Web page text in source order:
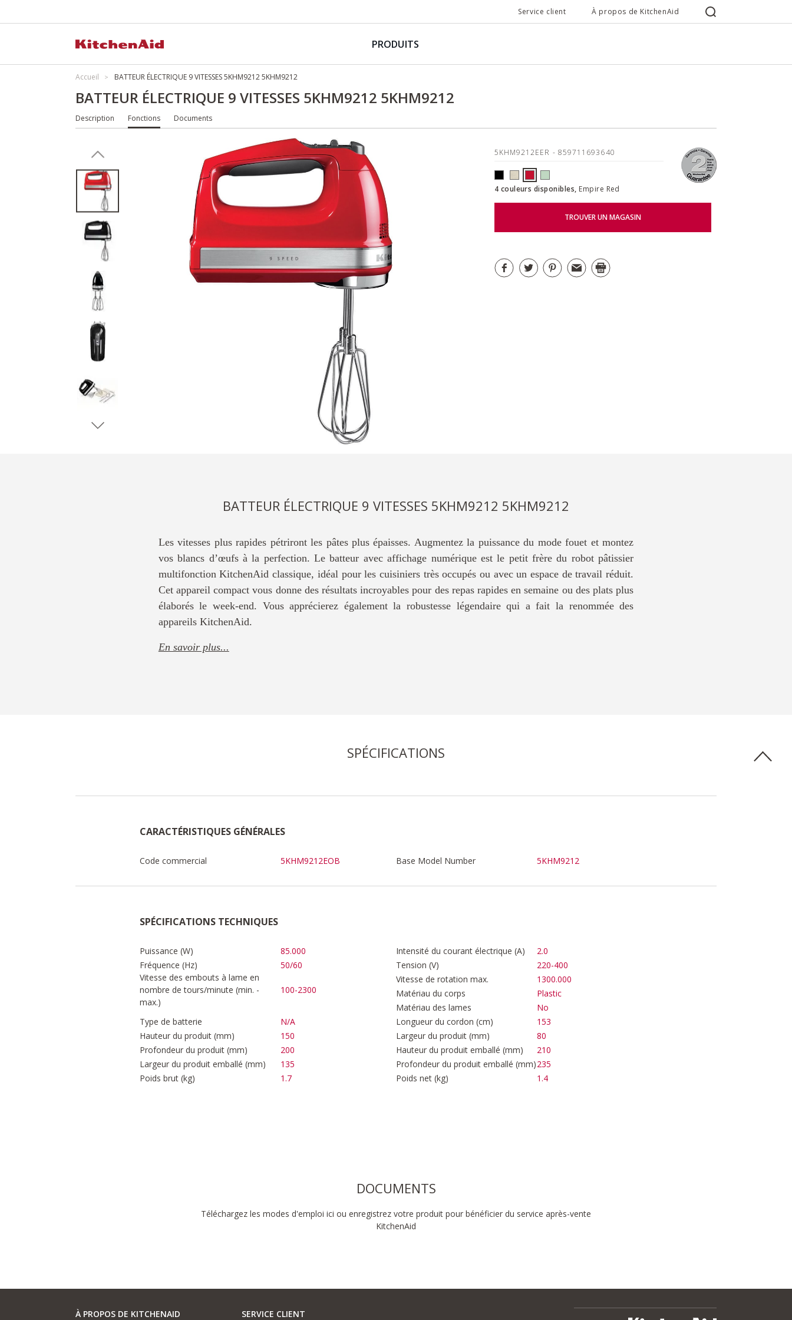
Service client À propos de KitchenAid
PRODUITS
Accueil BATTEUR ÉLECTRIQUE 9 VITESSES 5KHM9212 5KHM9212
BATTEUR ÉLECTRIQUE 9 VITESSES 5KHM9212 5KHM9212
Description Fonctions Documents
5KHM9212EER - 859711693640
4 couleurs disponibles, Empire Red
TROUVER UN MAGASIN
BATTEUR ÉLECTRIQUE 9 VITESSES 5KHM9212 5KHM9212
Les vitesses plus rapides pétriront les pâtes plus épaisses. Augmentez la puissance du mode fouet et montez
vos blancs d’œufs à la perfection. Le batteur avec affichage numérique est le petit frère du robot pâtissier
multifonction KitchenAid classique, idéal pour les cuisiniers très occupés ou avec un espace de travail réduit.
Cet appareil compact vous donne des résultats incroyables pour des repas rapides en semaine ou des plats plus
élaborés le week-end. Vous apprécierez également la robustesse légendaire qui a fait la renommée des
appareils KitchenAid.
En savoir plus...
SPÉCIFICATIONS
CARACTÉRISTIQUES GÉNÉRALES
Code commercial 5KHM9212EOB Base Model Number 5KHM9212
SPÉCIFICATIONS TECHNIQUES
Puissance (W) 85.000 Intensité du courant électrique (A)
2.0
Fréquence (Hz)
50/60 Tension (V)
220-400
Vitesse des embouts à lame en
nombre de tours/minute (min. -
max.)
100-2300
Vitesse de rotation max.
1300.000
Matériau du corps
Plastic
Matériau des lames
No
Type de batterie
N/A Longueur du cordon (cm)
153
Hauteur du produit (mm)
150 Largeur du produit (mm)
80
Profondeur du produit (mm)
200 Hauteur du produit emballé (mm)
210
Largeur du produit emballé (mm)
135 Profondeur du produit emballé (mm)235
Poids brut (kg)
1.7 Poids net (kg) 1.4
DOCUMENTS
Téléchargez les modes d'emploi ici ou enregistrez votre produit pour bénéficier du service après-vente
KitchenAid
À PROPOS DE KITCHENAID SERVICE CLIENT